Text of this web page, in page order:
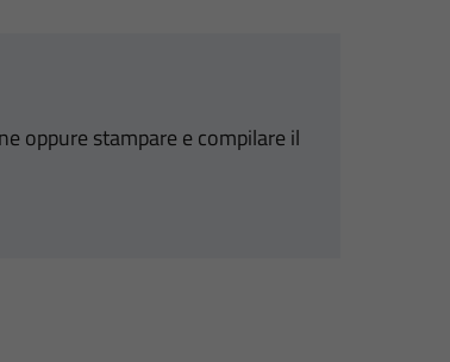
oppure stampare e compilare il